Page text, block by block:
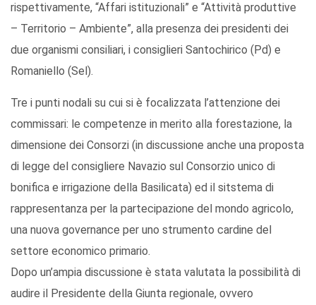
rispettivamente, “Affari istituzionali” e “Attività produttive
– Territorio – Ambiente”, alla presenza dei presidenti dei
due organismi consiliari, i consiglieri Santochirico (Pd) e
Romaniello (Sel).
Tre i punti nodali su cui si è focalizzata l’attenzione dei
commissari: le competenze in merito alla forestazione, la
dimensione dei Consorzi (in discussione anche una proposta
di legge del consigliere Navazio sul Consorzio unico di
bonifica e irrigazione della Basilicata) ed il sitstema di
rappresentanza per la partecipazione del mondo agricolo,
una nuova governance per uno strumento cardine del
settore economico primario.
Dopo un’ampia discussione è stata valutata la possibilità di
audire il Presidente della Giunta regionale, ovvero